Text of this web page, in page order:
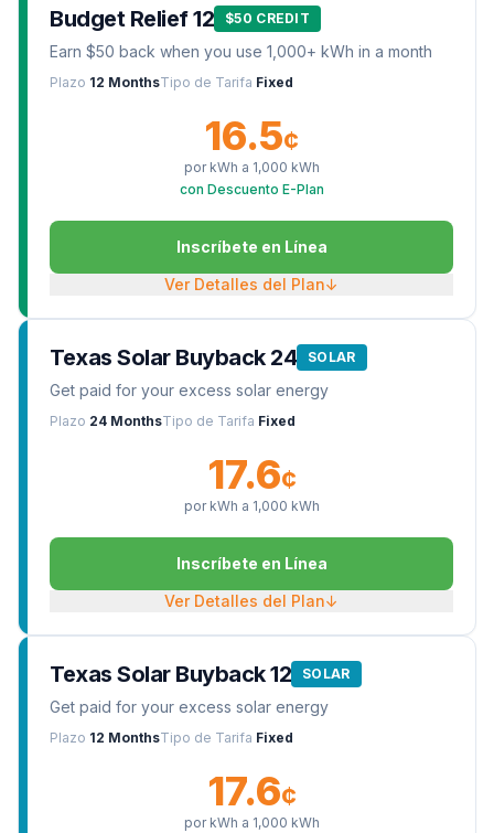
Budget Relief 12 $50 CREDIT
Earn $50 back when you use 1,000+ kWh in a month
Plazo 12 MonthsTipo de Tarifa Fixed
16.5¢
por kWh a 1,000 kWh
con Descuento E-Plan
Inscríbete en Línea
Ver Detalles del Plan↓
Texas Solar Buyback 24 SOLAR
Get paid for your excess solar energy
Plazo 24 MonthsTipo de Tarifa Fixed
17.6¢
por kWh a 1,000 kWh
Inscríbete en Línea
Ver Detalles del Plan↓
Texas Solar Buyback 12 SOLAR
Get paid for your excess solar energy
Plazo 12 MonthsTipo de Tarifa Fixed
17.6¢
por kWh a 1,000 kWh